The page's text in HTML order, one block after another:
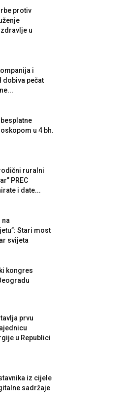
protiv
u
i
dobiva pečat
u 4 bh.
ruralni
PREC
i date...
na
Stari most
svijeta
kongres
prvu
u Republici
iz cijele
sadržaje